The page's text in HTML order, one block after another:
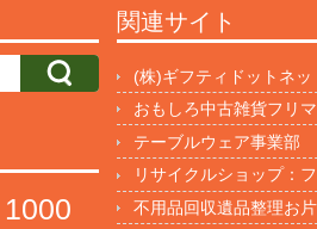
関連サイト
(株)ギフティドットネッ
おもしろ中古雑貨フリ
テーブルウェア事業部
リサイクルショップ：
不用品回収遺品整理お
1000